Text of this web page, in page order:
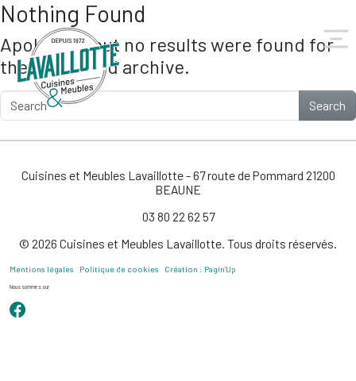
Skip to main content
Nothing Found
Apologies, but no results were found for
the requested archive.
Search
Cuisines et Meubles Lavaillotte - 67 route de Pommard 21200
BEAUNE
03 80 22 62 57
© 2026 Cuisines et Meubles Lavaillotte. Tous droits réservés.
Mentions légales Politique de cookies Création : Pagin’Up
Nous sommes sur